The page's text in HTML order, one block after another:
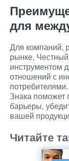
для
Для компаний,
рынке,
инструментом
отношений с
Знака поможет
барьеры,
вашей
Читайте